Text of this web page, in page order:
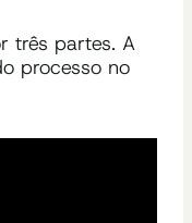
três partes. A
processo no